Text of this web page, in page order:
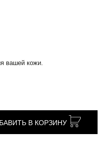
вашей кожи.
В КОРЗИНУ